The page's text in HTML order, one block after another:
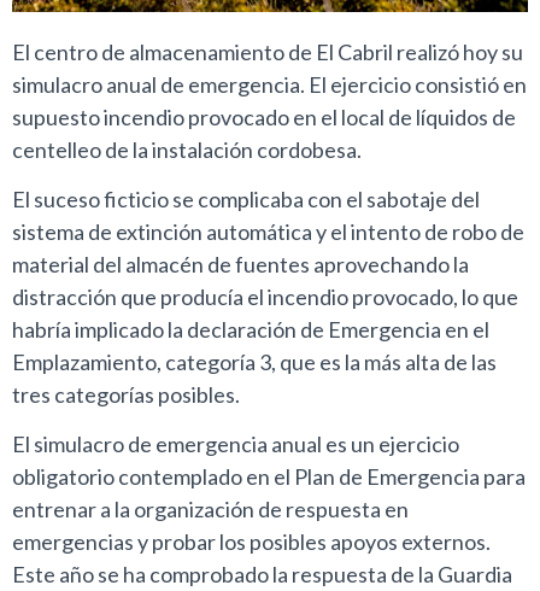
El centro de almacenamiento de El Cabril realizó hoy su
simulacro anual de emergencia. El ejercicio consistió en
supuesto incendio provocado en el local de líquidos de
centelleo de la instalación cordobesa.
El suceso ficticio se complicaba con el sabotaje del
sistema de extinción automática y el intento de robo de
material del almacén de fuentes aprovechando la
distracción que producía el incendio provocado, lo que
habría implicado la declaración de Emergencia en el
Emplazamiento, categoría 3, que es la más alta de las
tres categorías posibles.
El simulacro de emergencia anual es un ejercicio
obligatorio contemplado en el Plan de Emergencia para
entrenar a la organización de respuesta en
emergencias y probar los posibles apoyos externos.
Este año se ha comprobado la respuesta de la Guardia